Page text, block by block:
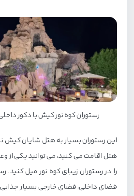
رستوران کوه نور کیش با دکور
این رستوران بسیار به هتل شایان کیش
هتل اقامت می کنید، می توانید یکی از
را در رستوران زیبای کوه نور میل کنید.
فضای داخلی، فضای خارجی بسیار جذابی